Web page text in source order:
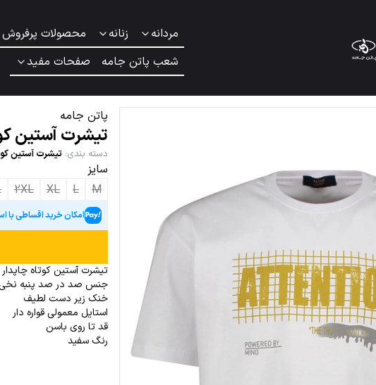
مردانه زنانه محصولات پرفروش
شعب پاتن جامه
صفحات مفید
پاتن جامه
تیشرت آستین
دسته بندی: تیشرت آستین
سایز
M
L
XL
2XL
امکان خرید اقساطی با
تیشرت آستین کوتاه چاپدار
جنس صد در صد پنبه نخی
خنک زیر دست لطیف
استایل معمولی قواره دار
قد تا روی باسن
رنگ سفید